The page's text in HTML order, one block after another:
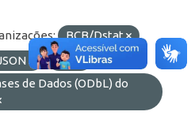
BCB/Dstat
API
Licenças:
de Dados (ODbL) do